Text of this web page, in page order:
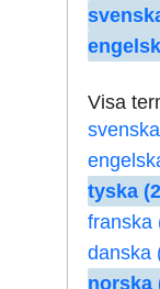
Visa
tyska
franska
danska
norska